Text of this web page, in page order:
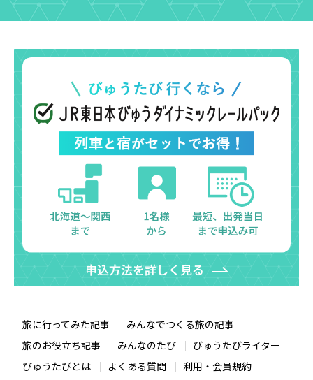
旅に行ってみた記事
みんなでつくる旅の記事
旅のお役立ち記事
みんなのたび
びゅうたびライター
びゅうたびとは
よくある質問 利用・会員規約